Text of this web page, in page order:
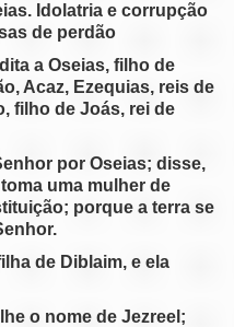
Idolatria e corrupção
de perdão
a Oseias, filho de
Acaz, Ezequias, reis de
filho de Joás, rei de
por Oseias; disse,
uma mulher de
porque a terra se
de Diblaim, e ela
o nome de Jezreel;